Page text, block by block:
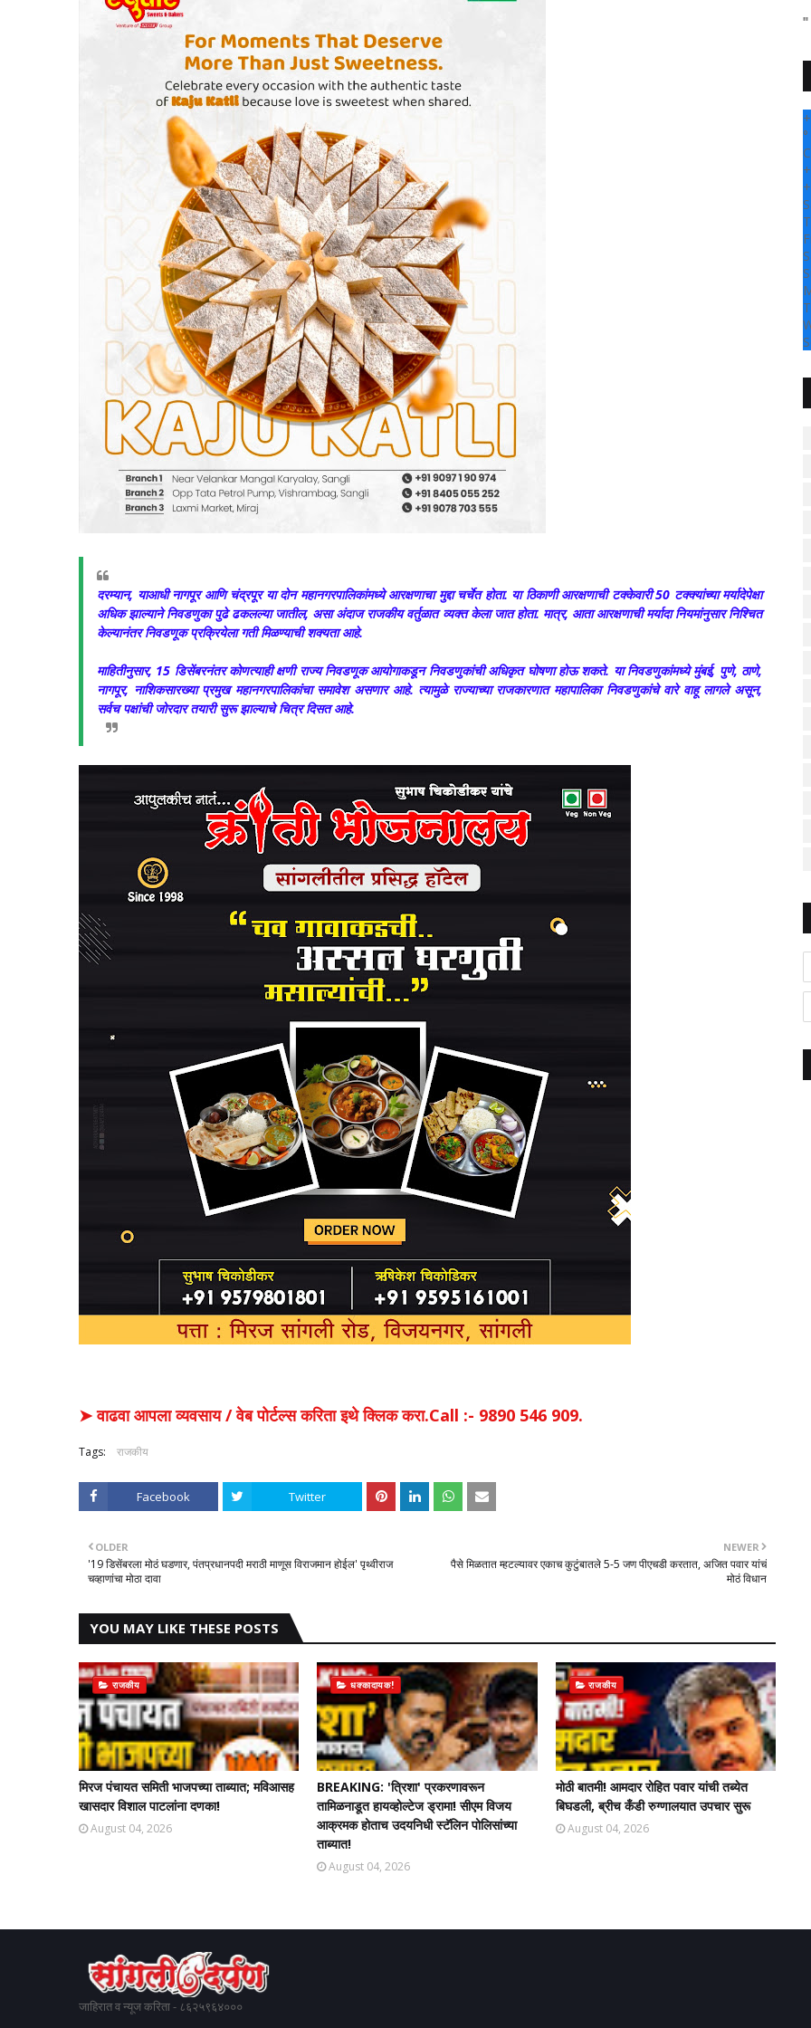
दरम्यान, याआधी नागपूर आणि चंद्रपूर या दोन महानगरपालिकांमध्ये आरक्षणाचा मुद्दा चर्चेत होता. या ठिकाणी आरक्षणाची टक्केवारी 50 टक्क्यांच्या मर्यादेपेक्षा
अधिक झाल्याने निवडणुका पुढे ढकलल्या जातील, असा अंदाज राजकीय वर्तुळात व्यक्त केला जात होता. मात्र, आता आरक्षणाची मर्यादा नियमांनुसार निश्चित
केल्यानंतर निवडणूक प्रक्रियेला गती मिळण्याची शक्यता आहे.
माहितीनुसार, 15 डिसेंबरनंतर कोणत्याही क्षणी राज्य निवडणूक आयोगाकडून निवडणुकांची अधिकृत घोषणा होऊ शकते. या निवडणुकांमध्ये मुंबई, पुणे, ठाणे,
नागपूर, नाशिकसारख्या प्रमुख महानगरपालिकांचा समावेश असणार आहे. त्यामुळे राज्याच्या राजकारणात महापालिका निवडणुकांचे वारे वाहू लागले असून,
सर्वच पक्षांची जोरदार तयारी सुरू झाल्याचे चित्र दिसत आहे.
➤ वाढवा आपला व्यवसाय / वेब पोर्टल्स करिता इथे क्लिक करा.Call :- 9890 546 909.
Tags: राजकीय
Facebook Twitter
NEWER
पैसे मिळतात म्हटल्यावर एकाच कुटुंबातले 5-5 जण पीएचडी करतात, अजित पवार यांचं
मोठं विधान
OLDER
'19 डिसेंबरला मोठं घडणार, पंतप्रधानपदी मराठी माणूस विराजमान होईल' पृथ्वीराज
चव्हाणांचा मोठा दावा
YOU MAY LIKE THESE POSTS
राजकीय
मिरज पंचायत समिती भाजपच्या ताब्यात; मविआसह
खासदार विशाल पाटलांना दणका!
August 04, 2026
धक्कादायक!
BREAKING: 'त्रिशा' प्रकरणावरून
तामिळनाडूत हायव्होल्टेज ड्रामा! सीएम विजय
आक्रमक होताच उदयनिधी स्टॅलिन पोलिसांच्या
ताब्यात!
August 04, 2026
राजकीय
मोठी बातमी! आमदार रोहित पवार यांची तब्येत
बिघडली, ब्रीच कँडी रुग्णालयात उपचार सुरू
August 04, 2026
+
°
C
+
+
जाहिरात व न्यूज करिता - ८६२५९६४०००